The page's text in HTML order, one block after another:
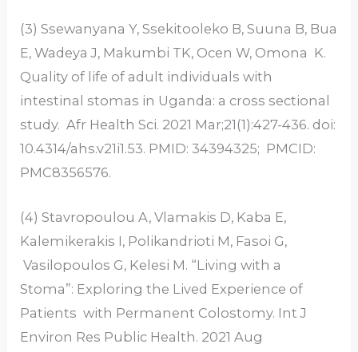
(3) Ssewanyana Y, Ssekitooleko B, Suuna B, Bua
E, Wadeya J, Makumbi TK, Ocen W, Omona K.
Quality of life of adult individuals with
intestinal stomas in Uganda: a cross sectional
study. Afr Health Sci. 2021 Mar;21(1):427-436. doi:
10.4314/ahs.v21i1.53. PMID: 34394325; PMCID:
PMC8356576.
(4) Stavropoulou A, Vlamakis D, Kaba E,
Kalemikerakis I, Polikandrioti M, Fasoi G,
Vasilopoulos G, Kelesi M. “Living with a
Stoma”: Exploring the Lived Experience of
Patients with Permanent Colostomy. Int J
Environ Res Public Health. 2021 Aug